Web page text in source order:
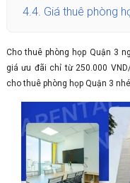
4.4. Giá thuê phòng
Cho thuê phòng họp Quận 3
giá ưu đãi chỉ từ 250.000
cho thuê phòng họp Quận 3